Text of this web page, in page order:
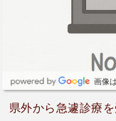
分からなかったこ
宅しました。週末
らも頑張られてく
画像
県外から急遽診療